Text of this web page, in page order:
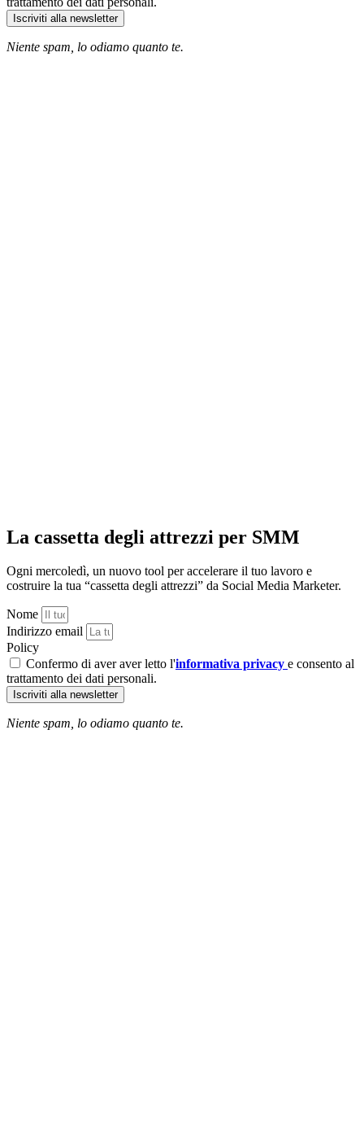
Iscriviti alla newsletter
Niente spam, lo odiamo quanto te.
La cassetta degli attrezzi per SMM
Ogni mercoledì, un nuovo tool per accelerare il tuo lavoro e
costruire la tua “cassetta degli attrezzi” da Social Media Marketer.
Nome
Indirizzo email
Policy
Confermo di aver aver letto l'informativa privacy e consento al
trattamento dei dati personali.
Iscriviti alla newsletter
Niente spam, lo odiamo quanto te.